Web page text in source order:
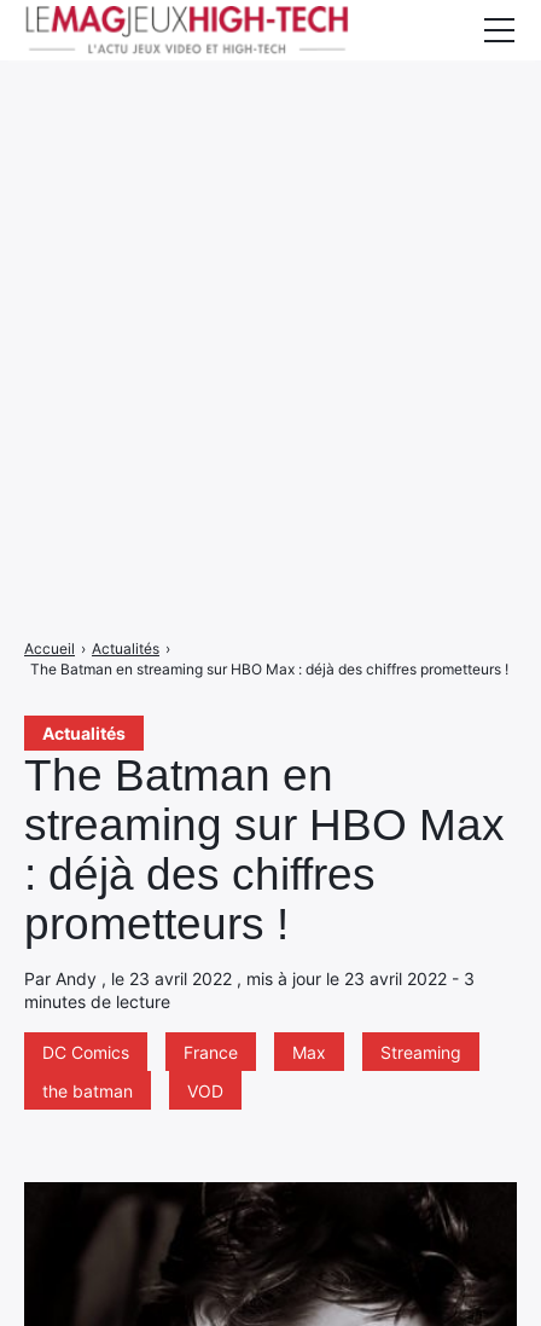
Actualités
The Batman en
streaming sur HBO Max
: déjà des chiffres
prometteurs !
Par Andy , le 23 avril 2022 , mis à jour le 23 avril 2022 - 3
minutes de lecture
DC Comics France Max
Streaming
the batman
VOD
Accueil › Actualités ›
The Batman en streaming sur HBO Max : déjà des chiffres prometteurs !